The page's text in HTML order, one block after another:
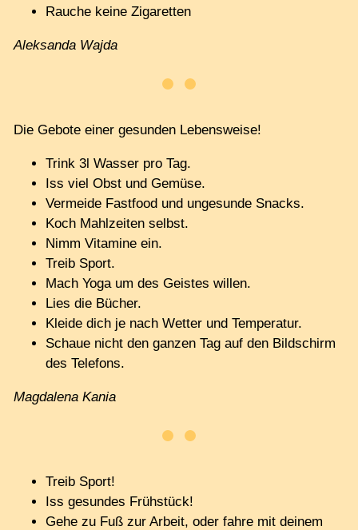
Rauche keine Zigaretten
Aleksanda Wajda
Die Gebote einer gesunden Lebensweise!
Trink 3l Wasser pro Tag.
Iss viel Obst und Gemüse.
Vermeide Fastfood und ungesunde Snacks.
Koch Mahlzeiten selbst.
Nimm Vitamine ein.
Treib Sport.
Mach Yoga um des Geistes willen.
Lies die Bücher.
Kleide dich je nach Wetter und Temperatur.
Schaue nicht den ganzen Tag auf den Bildschirm
des Telefons.
Magdalena Kania
Treib Sport!
Iss gesundes Frühstück!
Gehe zu Fuß zur Arbeit, oder fahre mit deinem